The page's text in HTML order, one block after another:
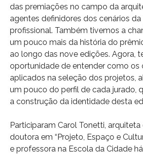
das premiações no campo da
agentes definidores dos cenários
profissional. Também tivemos a
um pouco mais da história do
ao longo das nove edições. Agora,
oportunidade de entender como os
aplicados na seleção dos projetos,
um pouco do perfil de cada jurado,
a construção da identidade desta
Participaram Carol Tonetti, arquiteta
doutora em “Projeto, Espaço e
e professora na Escola da Cidade